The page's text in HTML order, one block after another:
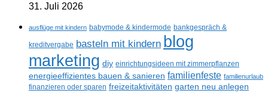
31. Juli 2026
ausflüge mit kindern babymode & kindermode bankgespräch &
kreditvergabe basteln mit kindern blog
marketing diy einrichtungsideen mit zimmerpflanzen
energieeffizientes bauen & sanieren familienfeste familienurlaub
finanzieren oder sparen freizeitaktivitäten garten neu anlegen